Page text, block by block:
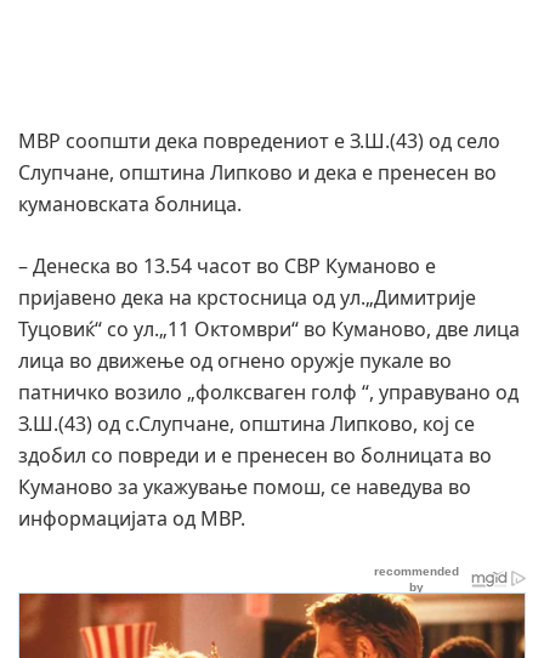
МВР соопшти дека повредениот е З.Ш.(43) од село
Слупчане, општина Липково и дека е пренесен во
кумановската болница.
– Денеска во 13.54 часот во СВР Куманово е
пријавено дека на крстосница од ул.„Димитрије
Туцовиќ“ со ул.„11 Октомври“ во Куманово, две лица
лица во движење од огнено оружје пукале во
патничко возило „фолксваген голф “, управувано од
З.Ш.(43) од с.Слупчане, општина Липково, кој се
здобил со повреди и е пренесен во болницата во
Куманово за укажување помош, се наведува во
информацијата од МВР.